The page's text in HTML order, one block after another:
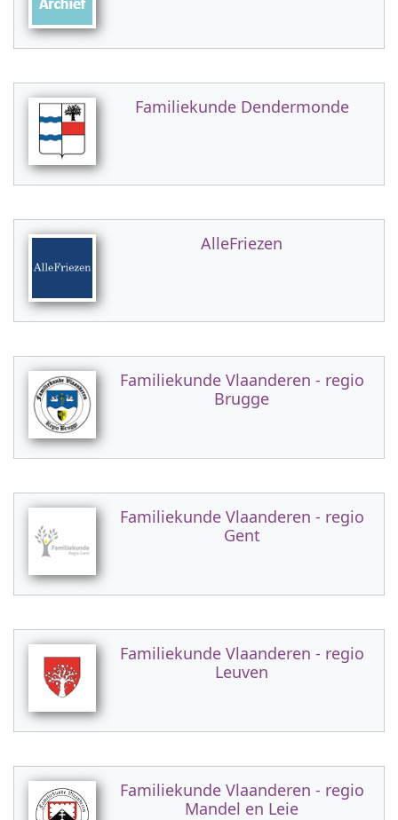
Familiekunde Dendermonde
AlleFriezen
Familiekunde Vlaanderen - regio
Brugge
Familiekunde Vlaanderen - regio
Gent
Familiekunde Vlaanderen - regio
Leuven
Familiekunde Vlaanderen - regio
Mandel en Leie